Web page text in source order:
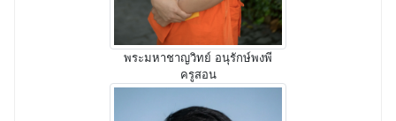
พระมหาชาญวิทย์ อนุรักษ์พงพี
ครูสอน